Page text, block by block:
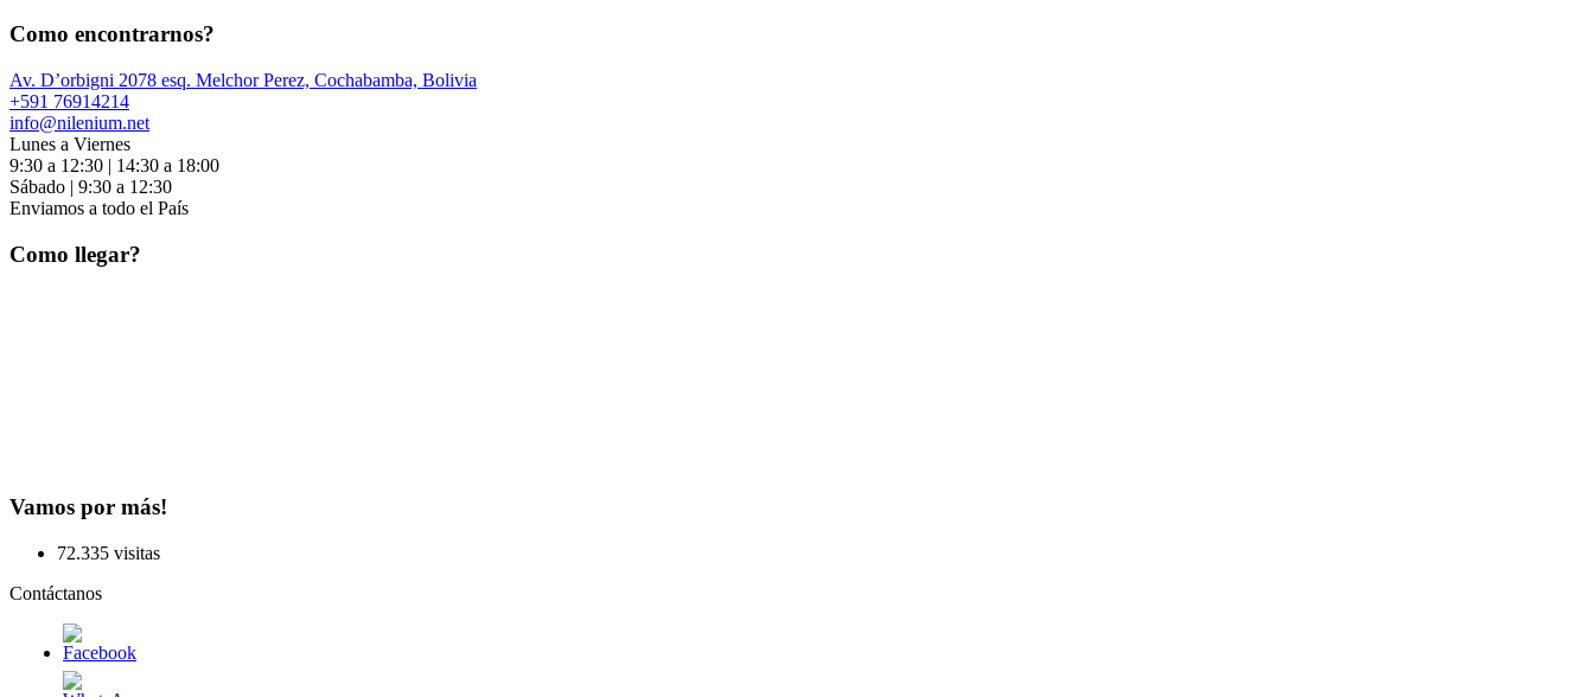
Como encontrarnos?
Av. D’orbigni 2078 esq. Melchor Perez, Cochabamba, Bolivia
+591 76914214
info@nilenium.net
Lunes a Viernes
9:30 a 12:30 | 14:30 a 18:00
Sábado | 9:30 a 12:30
Enviamos a todo el País
Como llegar?
Vamos por más!
72.335 visitas
Contáctanos